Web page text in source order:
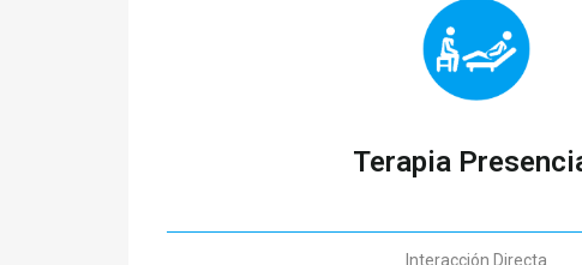
Terapia
Interacción Directa